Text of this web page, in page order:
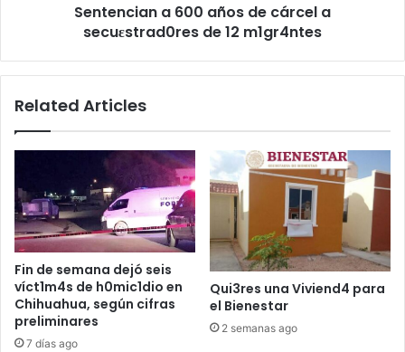
Sentencian a 600 años de cárcel a
secuεstrad0res de 12 m1gr4ntes
Related Articles
Fin de semana dejó seis
víct1m4s de h0mic1dio en
Chihuahua, según cifras
preliminares
7 días ago
Qui3res una Viviend4 para
el Bienestar
2 semanas ago